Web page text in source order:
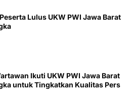
Lulus UKW PWI Jawa Barat
Ikuti UKW PWI Jawa Barat
untuk Tingkatkan Kualitas Pers